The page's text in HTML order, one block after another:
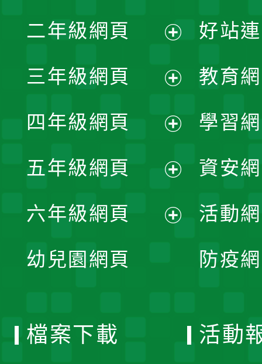
開
選
單
二年級網頁
開
選
單
三年級網頁
開
選
單
四年級網頁
開
選
五年級網頁
開
六年級網頁
幼兒園網頁
好站
教育
學習
資安
活動
防疫
檔案下載 活動